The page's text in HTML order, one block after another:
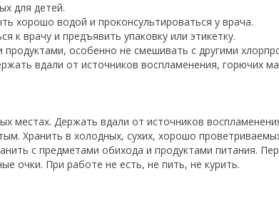
для детей.
хорошо водой и проконсультироваться у врача.
к врачу и предъявить упаковку или этикетку.
особенно не смешивать с другими
вдали от источников воспламенения, горючих
местах. Держать вдали от источников
Хранить в холодных, сухих, хорошо
с предметами обихода и продуктами питания.
очки. При работе не есть, не пить, не курить.